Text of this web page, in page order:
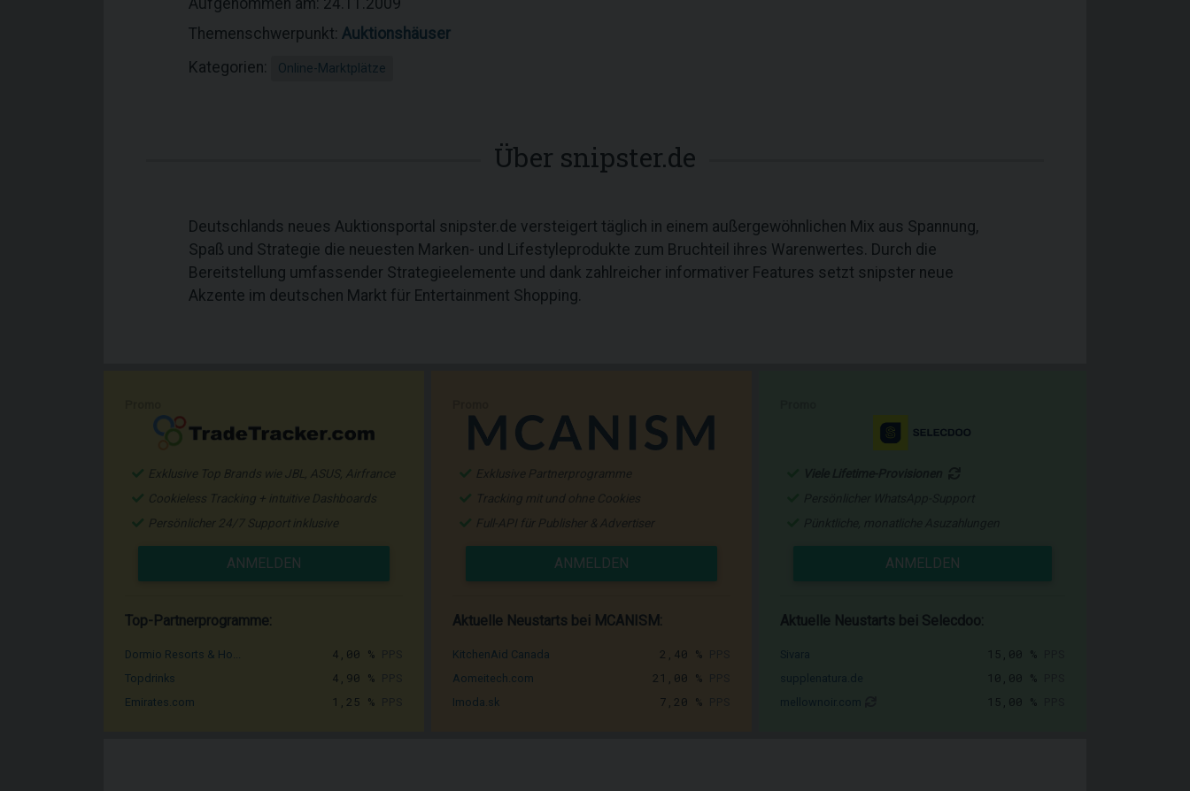
Aufgenommen am: 24.11.2009
Themenschwerpunkt: Auktionshäuser
Kategorien:
Online-Marktplätze
Über snipster.de
Deutschlands neues Auktionsportal snipster.de versteigert täglich in einem außergewöhnlichen Mix aus Spannung,
Spaß und Strategie die neuesten Marken- und Lifestyleprodukte zum Bruchteil ihres Warenwertes. Durch die
Bereitstellung umfassender Strategieelemente und dank zahlreicher informativer Features setzt snipster neue
Akzente im deutschen Markt für Entertainment Shopping.
Exklusive Top Brands wie JBL, ASUS, Airfrance
Cookieless Tracking + intuitive Dashboards
Persönlicher 24/7 Support inklusive
ANMELDEN
Top-Partnerprogramme:
Dormio Resorts & Ho... 4,00 %
Topdrinks 4,90 %
Emirates.com 1,25 %
Exklusive Partnerprogramme
Tracking mit und ohne Cookies
Full-API für Publisher & Advertiser
ANMELDEN
Aktuelle Neustarts bei MCANISM:
KitchenAid Canada 2,40 %
Aomeitech.com 21,00 %
Imoda.sk 7,20 %
ANMELDEN
Aktuelle Neustarts bei Selecdoo:
15,00 %
10,00 %
15,00 %